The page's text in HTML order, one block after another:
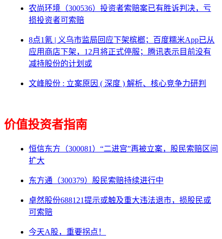
农尚环境（300536）投资者索赔案已有胜诉判决，亏
损投资者可索赔
8点1氪 | 义乌市监局回应下架槟榔；百度糯米App已从
应用商店下架，12月将正式停服；腾讯表示目前没有
减持股份的计划或
文峰股份 : 立案原因 ( 深度 ) 解析、核心竞争力研判
价值投资者指南
恒信东方（300081）“二进宫”再被立案，股民索赔区间
扩大
东方通（300379）股民索赔持续进行中
卓然股份688121提示或触及重大违法退市，损股民或
可索赔
今天A股，重要拐点！